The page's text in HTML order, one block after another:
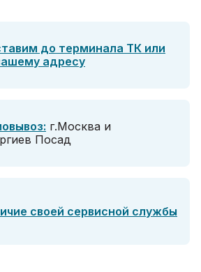
до терминала ТК или
адресу
г.Москва и
Посад
своей сервисной службы